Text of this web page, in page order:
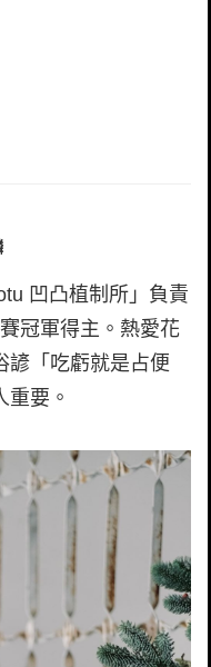
凹凸植制所」負責
冠軍得主。熱愛花
諺「吃虧就是占便
要。